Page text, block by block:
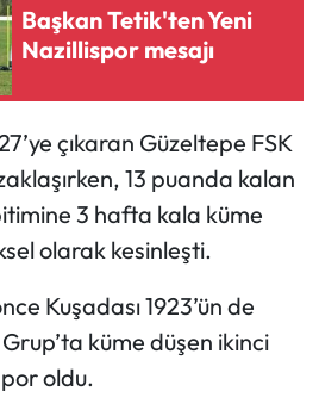
Başkan Tetik'ten Yeni
Nazillispor mesajı
çıkaran Güzeltepe FSK
13 puanda kalan
3 hafta kala küme
olarak kesinleşti.
Kuşadası 1923’ün de
küme düşen ikinci
oldu.